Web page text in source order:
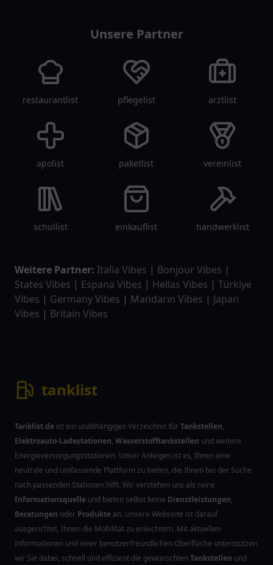
Unsere Partner
restaurantlist pflegelist arztlist
apolist paketlist vereinlist
schullist einkauflist handwerklist
Weitere Partner: Italia Vibes | Bonjour Vibes |
States Vibes | Espana Vibes | Hellas Vibes | Türkiye
Vibes | Germany Vibes | Mandarin Vibes | Japan
Vibes | Britain Vibes
tanklist
Tanklist.de ist ein unabhängiges Verzeichnis fürTankstellen,
Elektroauto-Ladestationen, Wasserstofftankstellen und weitere
Energieversorgungsstationen. Unser Anliegen ist es, Ihnen eine
neutrale und umfassende Plattform zu bieten, die Ihnen bei der Suche
nach passenden Stationen hilft. Wir verstehen uns als reine
Informationsquelle und bieten selbst keine Dienstleistungen,
Beratungen oder Produkte an. Unsere Webseite ist darauf
ausgerichtet, Ihnen die Mobilität zu erleichtern. Mit aktuellen
Informationen und einer benutzerfreundlichen Oberfläche unterstützen
wir Sie dabei, schnell und effizient die gewünschtenTankstellen und